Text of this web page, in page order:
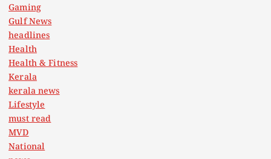
Gaming
Gulf News
headlines
Health
Health & Fitness
Kerala
kerala news
Lifestyle
must read
MVD
National